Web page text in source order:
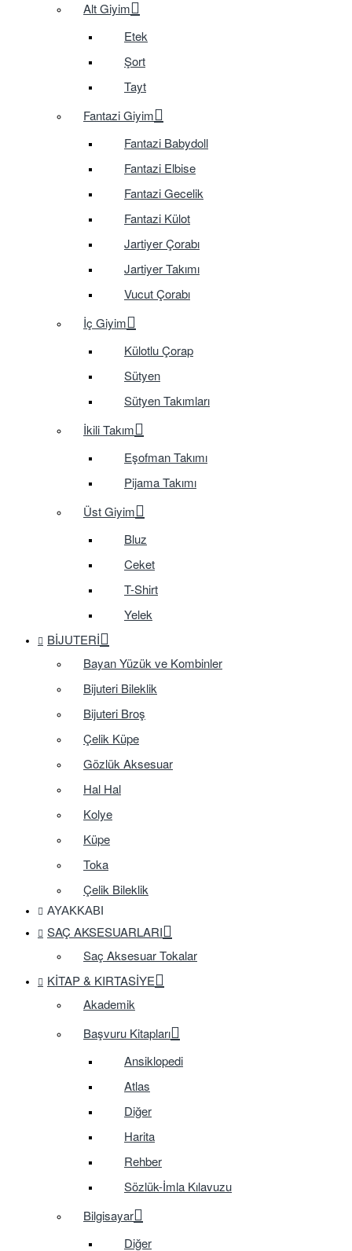
Alt Giyim
Etek
Şort
Tayt
Fantazi Giyim
Fantazi Babydoll
Fantazi Elbise
Fantazi Gecelik
Fantazi Külot
Jartiyer Çorabı
Jartiyer Takımı
Vucut Çorabı
İç Giyim
Külotlu Çorap
Sütyen
Sütyen Takımları
İkili Takım
Eşofman Takımı
Pijama Takımı
Üst Giyim
Bluz
Ceket
T-Shirt
Yelek
BIJUTERI
Bayan Yüzük ve Kombinler
Bijuteri Bileklik
Bijuteri Broş
Çelik Küpe
Gözlük Aksesuar
Hal Hal
Kolye
Küpe
Toka
Çelik Bileklik
AYAKKABI
SAÇ AKSESUARLARI
Saç Aksesuar Tokalar
KITAP & KIRTASIYE
Akademik
Başvuru Kitapları
Ansiklopedi
Atlas
Diğer
Harita
Rehber
Sözlük-İmla Kılavuzu
Bilgisayar
Diğer